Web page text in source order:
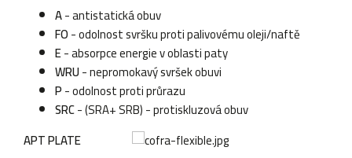
A- antistatická obuv
FO- odolnost svršku proti palivovému oleji/naftě
E- absorpce energie v oblasti paty
WRU- nepromokavý svršek obuvi
P- odolnost proti průrazu
SRC- (SRA+ SRB) - protiskluzová obuv
APT PLATE